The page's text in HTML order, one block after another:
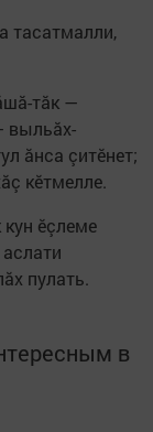
тасатмалли,
тăк —
выльăх-
ăнса çитӗнет;
кӗтмелле.
ӗçлеме
пулать.
в